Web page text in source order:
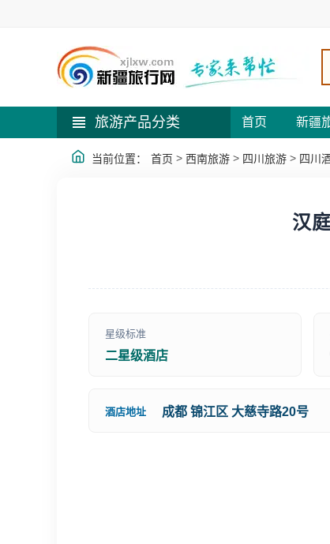
旅游产品分类 首页 新疆
当前位置： 首页 > 西南旅游 > 四川旅游 > 四川
汉
星级标准
二星级酒店
酒店地址 成都 锦江区 大慈寺路20号